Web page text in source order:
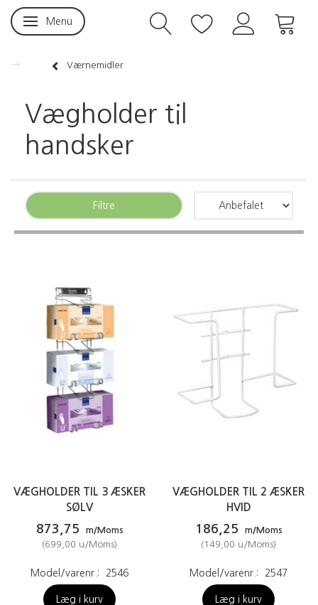
Skifte navigation
Menu
Værnemidler
Vægholder til
handsker
Filtre
VÆGHOLDER TIL 3 ÆSKER
SØLV
873,75
m/Moms
(699,00 u/Moms)
Model/varenr.: 2546
Læg i kurv
VÆGHOLDER TIL 2 ÆSKER
HVID
186,25
m/Moms
(149,00 u/Moms)
Model/varenr.: 2547
Læg i kurv